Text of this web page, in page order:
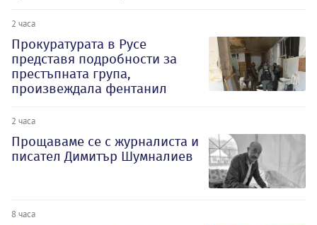
2 часа
Прокуратурата в Русе
представя подробности за
престъпната група,
произвеждала фентанил
2 часа
Прощаваме се с журналиста и
писател Димитър Шумналиев
8 часа